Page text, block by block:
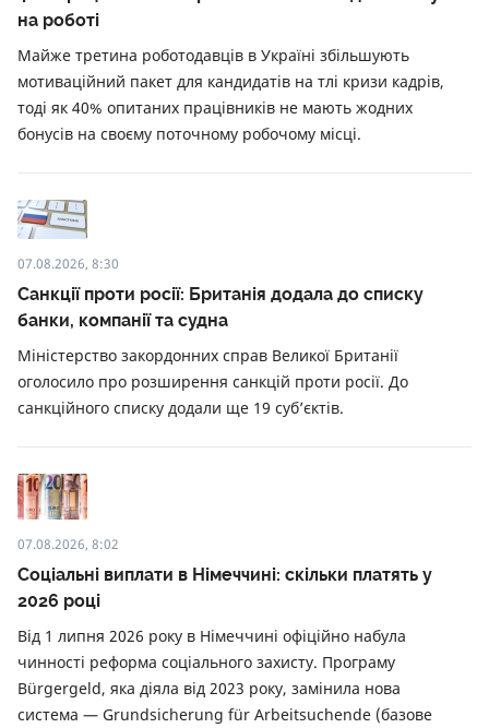
на роботі
Майже третина роботодавців в Україні збільшують
мотиваційний пакет для кандидатів на тлі кризи кадрів,
тоді як 40% опитаних працівників не мають жодних
бонусів на своєму поточному робочому місці.
07.08.2026, 8:30
Санкції проти росії: Британія додала до списку
банки, компанії та судна
Міністерство закордонних справ Великої Британії
оголосило про розширення санкцій проти росії. До
санкційного списку додали ще 19 суб’єктів.
07.08.2026, 8:02
Соціальні виплати в Німеччині: скільки платять у
2026 році
Від 1 липня 2026 року в Німеччині офіційно набула
чинності реформа соціального захисту. Програму
Bürgergeld, яка діяла від 2023 року, замінила нова
система — Grundsicherung für Arbeitsuchende (базове